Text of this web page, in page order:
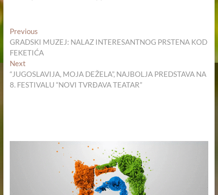
Кретање
чланка
PreviousPrevious
post:
GRADSKI MUZEJ: NALAZ INTERESANTNOG PRSTENA KOD
FEKETIĆA
NextNext
post:
“JUGOSLAVIJA, MOJA DEŽELA”, NAJBOLJA PREDSTAVA NA
8. FESTIVALU “NOVI TVRĐAVA TEATAR”